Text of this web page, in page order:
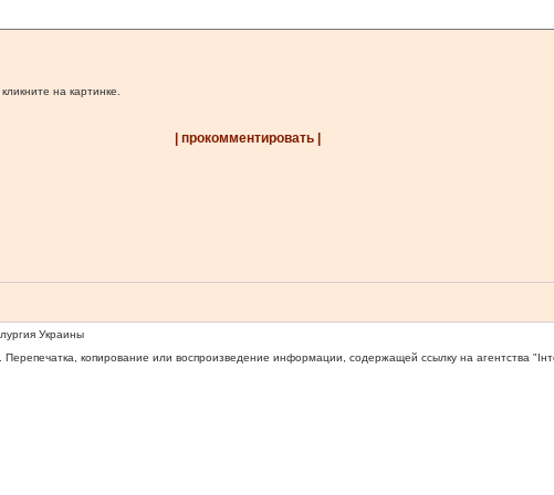
на картинке.
| прокомментировать |
Украины
копирование или воспроизведение информации, содержащей ссылку на агентства